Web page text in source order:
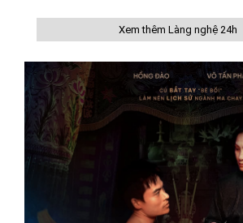
Xem thêm Làng nghệ 24h